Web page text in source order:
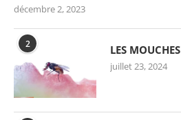
décembre 2, 2023
2 LES MOUCHES
juillet 23, 2024